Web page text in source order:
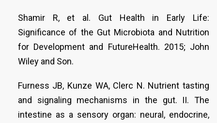
Shamir R, et al. Gut Health in Early Life:
Significance of the Gut Microbiota and Nutrition
for Development and FutureHealth. 2015; John
Wiley and Son.
Furness JB, Kunze WA, Clerc N. Nutrient tasting
and signaling mechanisms in the gut. II. The
intestine as a sensory organ: neural, endocrine,